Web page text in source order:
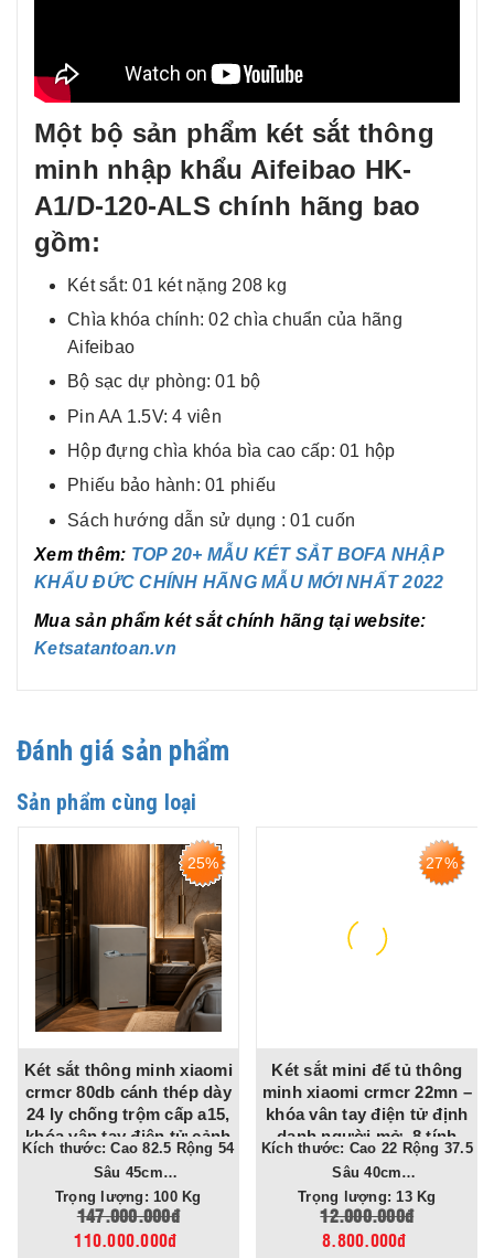
Một bộ sản phẩm két sắt thông
minh nhập khẩu Aifeibao HK-
A1/D-120-ALS chính hãng bao
gồm:
Két sắt: 01 két nặng 208 kg
Chìa khóa chính: 02 chìa chuẩn của hãng
Aifeibao
Bộ sạc dự phòng: 01 bộ
Pin AA 1.5V: 4 viên
Hộp đựng chìa khóa bìa cao cấp: 01 hộp
Phiếu bảo hành: 01 phiếu
Sách hướng dẫn sử dụng : 01 cuốn
Xem thêm: TOP 20+ MẪU KÉT SẮT BOFA NHẬP
KHẨU ĐỨC CHÍNH HÃNG MẪU MỚI NHẤT 2022
Mua sản phẩm két sắt chính hãng tại website:
Ketsatantoan.vn
Đánh giá sản phẩm
Sản phẩm cùng loại
25%
Két sắt thông minh xiaomi
crmcr 80db cánh thép dày
24 ly chống trộm cấp a15,
khóa vân tay điện tử cảnh
báo điện thoại
Kích thước: Cao 82.5 Rộng 54
Sâu 45cm
Trọng lượng: 100 Kg
147.000.000đ
110.000.000đ
27%
Két sắt mini để tủ thông
minh xiaomi crmcr 22mn –
khóa vân tay điện tử định
danh người mở, 8 tính
năng cảnh báo điện thoại
Kích thước: Cao 22 Rộng 37.5
Sâu 40cm
Trọng lượng: 13 Kg
12.000.000đ
8.800.000đ